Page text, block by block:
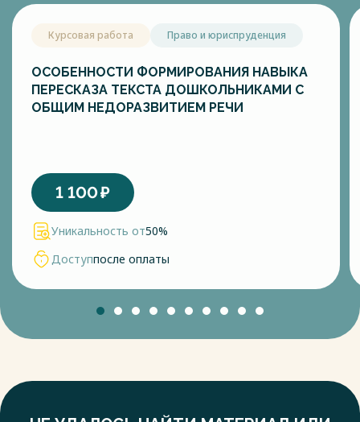
неотъемлемого воспитания музыкальной культуры
дошкольников [25].
Также большое внимание музыкально-ритмическим
уделяет А.Н. Зимина. По ее мнению, в процессе
музыкального воспитания, занятия, основанные на
музыкально - ритмических движениях укрепляется
целеустремленность, формируются такие качества
движения, как мягкость, пластичность, энергичность,
улучшается осанка детей. Музыкальный ритм способствует
упорядочению движений и облегчает овладение ими.
Музыкально-ритмические движения, при правильном их
отборе, укрепляют сердечные мышцы, усиливают
кровообращение, дыхательные процессы, развивают
мускулатуру.
Весь текст будет доступен
после покупки
Курсовая работа Право и юриспруденция
ОСОБЕННОСТИ ФОРМИРОВАНИЯ НАВЫКА
ПЕРЕСКАЗА ТЕКСТА ДОШКОЛЬНИКАМИ С
ОБЩИМ НЕДОРАЗВИТИЕМ РЕЧИ
1 100₽
Уникальность от50%
Доступпосле оплаты